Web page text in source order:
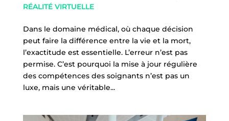
RÉALITÉ VIRTUELLE
Dans le domaine médical, où chaque décision
peut faire la différence entre la vie et la mort,
l’exactitude est essentielle. L’erreur n’est pas
permise. C’est pourquoi la mise à jour régulière
des compétences des soignants n’est pas un
luxe, mais une véritable...